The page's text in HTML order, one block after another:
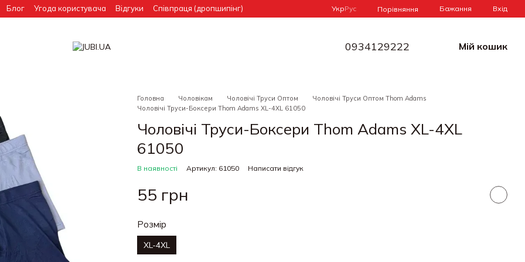
Блог Угода користувача Відгуки Співпраця (дропшипінг) УкрРус Порівняння Бажання Вхід
0934129222 Мій кошик
Головна Чоловікам Чоловічі Труси Оптом
Чоловічі Труси Оптом Thom Adams
Чоловічі Труси-Боксери Thom Adams XL-4XL 61050
Чоловічі Труси-Боксери Thom Adams XL-4XL
61050
В наявності Артикул: 61050 Написати відгук
55 грн
Розмір
XL-4XL